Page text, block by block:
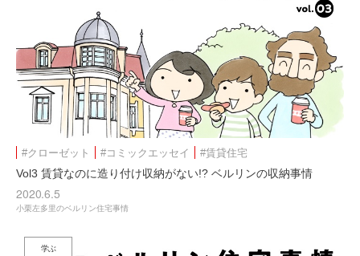
#クローゼット #コミックエッセイ #賃貸住宅
Vol3 賃貸なのに造り付け収納がない!? ベルリンの収納事情
2020.6.5
小栗左多里のベルリン住宅事情
学ぶ